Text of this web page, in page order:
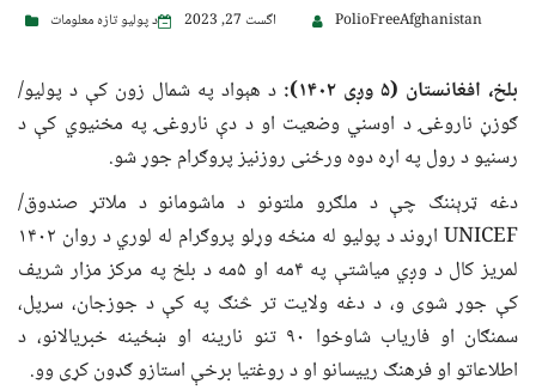
PolioFreeAfghanistan اگست 27, 2023 د پولیو تازه معلومات
بلخ، افغانستان (۵ وږی ۱۴۰۲):
د هېواد په شمال زون کې د پولیو/
ګوزڼ ناروغۍ د اوسني وضعیت او د دې ناروغۍ په مخنیوي کې د
رسنیو د رول په اړه دوه ورځنی روزنیز پروګرام جوړ شو.
دغه ټرېننګ چې د ملګرو ملتونو د ماشومانو د ملاتړ صندوق/
UNICEF اړوند د پولیو له منځه وړلو پروګرام له لوري د روان ۱۴۰۲
لمریز کال د وږي میاشتې په ۴مه او ۵مه د بلخ په مرکز مزار شریف
کې جوړ شوی و، د دغه ولایت تر څنګ په کې د جوزجان، سرپل،
سمنګان او فاریاب شاوخوا ۹۰ تنو نارینه او ښځینه خبریالانو، د
اطلاعاتو او فرهنګ رییسانو او د روغتیا برخې استازو ګډون کړی وو.